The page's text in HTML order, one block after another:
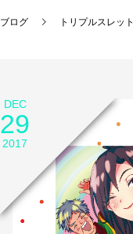
ブログ トリプルスレット
DEC
29
2017